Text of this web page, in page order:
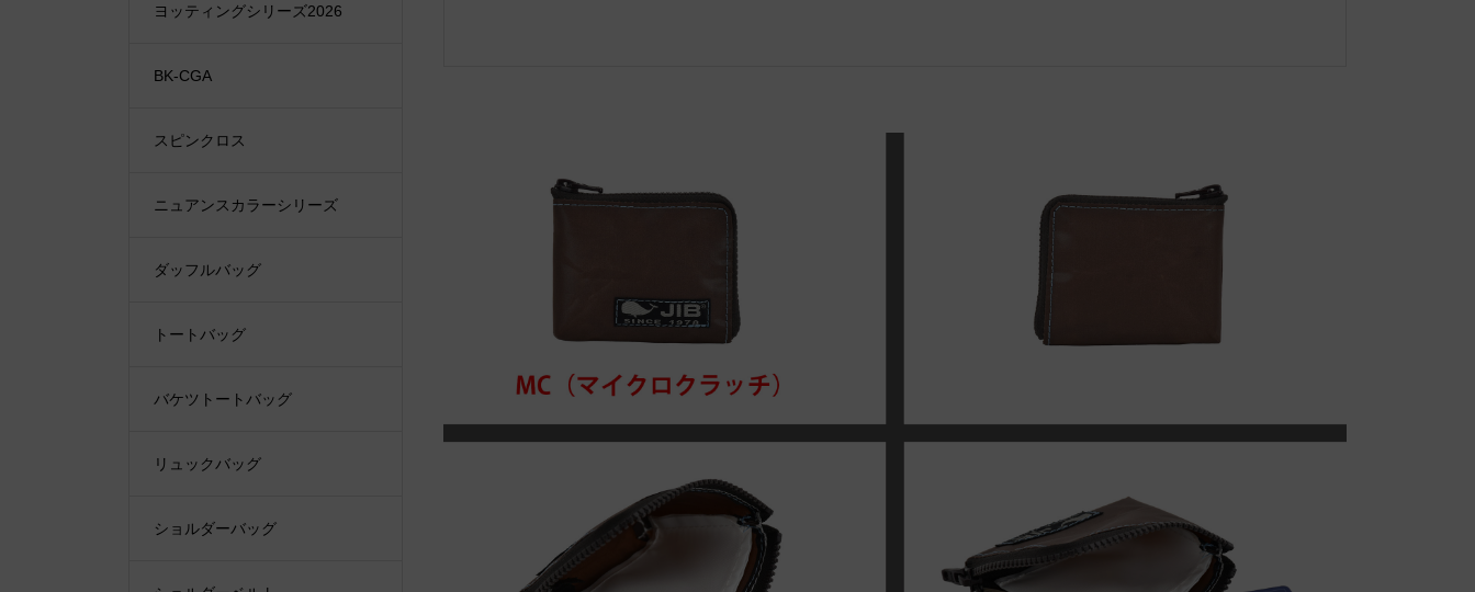
ヨッティングシリーズ2026
BK-CGA
スピンクロス
ニュアンスカラーシリーズ
ダッフルバッグ
トートバッグ
バケツトートバッグ
リュックバッグ
ショルダーバッグ